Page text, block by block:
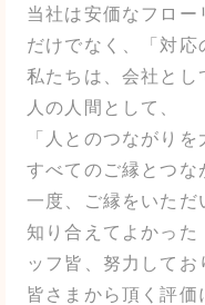
当社は安価なフロー
だけでなく、「対応
私たちは、会社とし
人の人間として、
「人とのつながり
すべてのご縁とつな
一度、ご縁をいただ
知り合えてよかった
ッフ皆、努力してお
皆さまから頂く評価